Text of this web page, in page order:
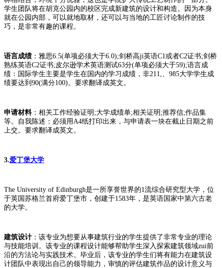
学生团队将在胡克公园内的校区完成新建筑的设计和构造。因为本身
就在公园内部，可以就地取材，还可以与当地的工匠讨论制作的技
巧，是非常有趣的课程。
语言成绩：雅思6.5(单项必须大于6.0);剑桥高ji英语C1或者C2证书;剑桥
熟练英语C2证书;皮尔逊学术英语测试63分(单项必须大于59);语言成
绩：国际学生主要是学生在国内的学习成绩，非211,、985大学学生成
绩要达到90(满分100)。要求翻译成英文。
申请材料：相关工作经验证明;大学成绩单;相关证明;推荐信;作品集
等。自我陈述：必须用A4纸打印出来，与申请表一块在截止日期之前
上交。要求翻译成英文。
3.爱丁堡大学
The University of Edinburgh是一所享誉世界的1流综合研究型大学，位
于英国苏格兰首府爱丁堡市，创建于1583年，是英语国家中第六古老
的大学。
建筑设计 ：该专业为想要从事建筑行业的学生提供了非常专业的理论
与技能培训。该专业的课程设计能够帮助学生深入探索建筑领域zui前
沿的方法论与实践技术。毕业后，该专业的学生们将有能力在建筑设
计团队中表现出自己的领导能力，审慎的评估建筑作品的设计意义与